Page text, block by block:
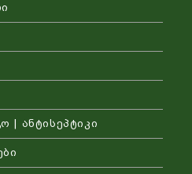
| ანტისეპტიკი